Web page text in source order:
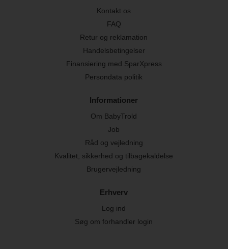
Kontakt os
FAQ
Retur og reklamation
Handelsbetingelser
Finansiering med SparXpress
Persondata politik
Informationer
Om BabyTrold
Job
Råd og vejledning
Kvalitet, sikkerhed og tilbagekaldelse
Brugervejledning
Erhverv
Log ind
Søg om forhandler login